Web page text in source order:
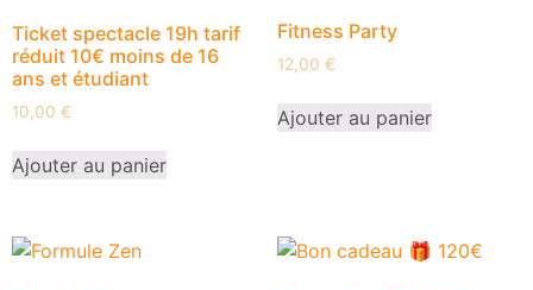
Ticket spectacle 19h tarif
réduit 10€ moins de 16
ans et étudiant
10,00 €
Ajouter au panier
Fitness Party
12,00 €
Ajouter au panier